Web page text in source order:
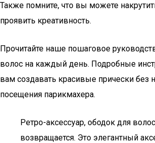
Также помните, что вы можете
проявить креативность.
Прочитайте наше пошаговое
волос на каждый день. Подробные
вам создавать красивые прически без
посещения парикмахера.
Ретро-аксессуар, ободок для
возвращается. Это элегантный